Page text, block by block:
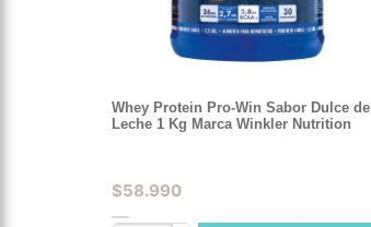
Whey Protein Pro-Win Sabor Dulce de
Leche 1 Kg Marca Winkler Nutrition
$58.990